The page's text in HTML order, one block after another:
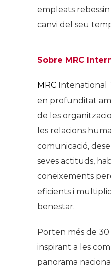
empleats
canvi del seu
Sobre MRC
MRC Intenational
en profunditat
de les
les relacions
comunicació,
seves actituds,
coneixements
eficients i
benestar.
Porten més de
inspirant a les
panorama